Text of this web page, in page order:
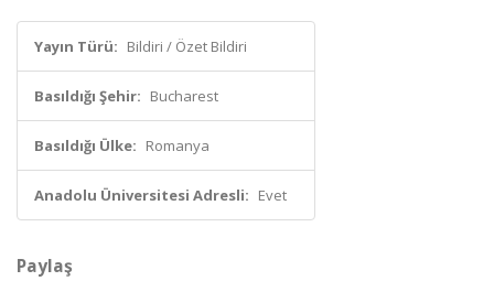
Yayın Türü: Bildiri / Özet Bildiri
Basıldığı Şehir: Bucharest
Basıldığı Ülke: Romanya
Anadolu Üniversitesi Adresli: Evet
Paylaş